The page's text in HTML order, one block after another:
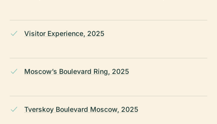
Visitor Experience, 2025
Moscow’s Boulevard Ring, 2025
Tverskoy Boulevard Moscow, 2025